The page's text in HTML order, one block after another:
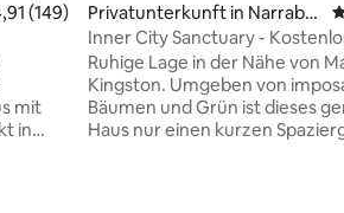
Bewertung: 4,91 von 5,
(149)
mit
in
Privatunterkunft in Narrabu
ndah
Inner City Sanctuary -
überdachte Parkplätze
Ruhige Lage in der Nähe von
Kingston. Umgeben von
Bäumen und Grün ist dieses
Haus nur einen kurzen